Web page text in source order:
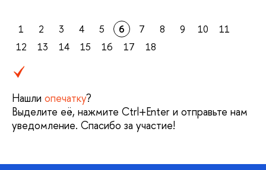
1 2 3 4 5 6 7 8 9 10
11
12
13 14 15 16 17 18
Нашли опечатку?
Выделите её, нажмите Ctrl+Enter и отправьте нам
уведомление. Спасибо за участие!